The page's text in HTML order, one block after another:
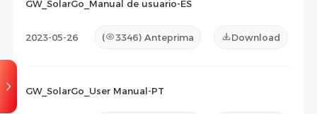
GW_SolarGo_Manual de usuario-ES
2023-05-26 ( 3346) Anteprima Download
GW_SolarGo_User Manual-PT